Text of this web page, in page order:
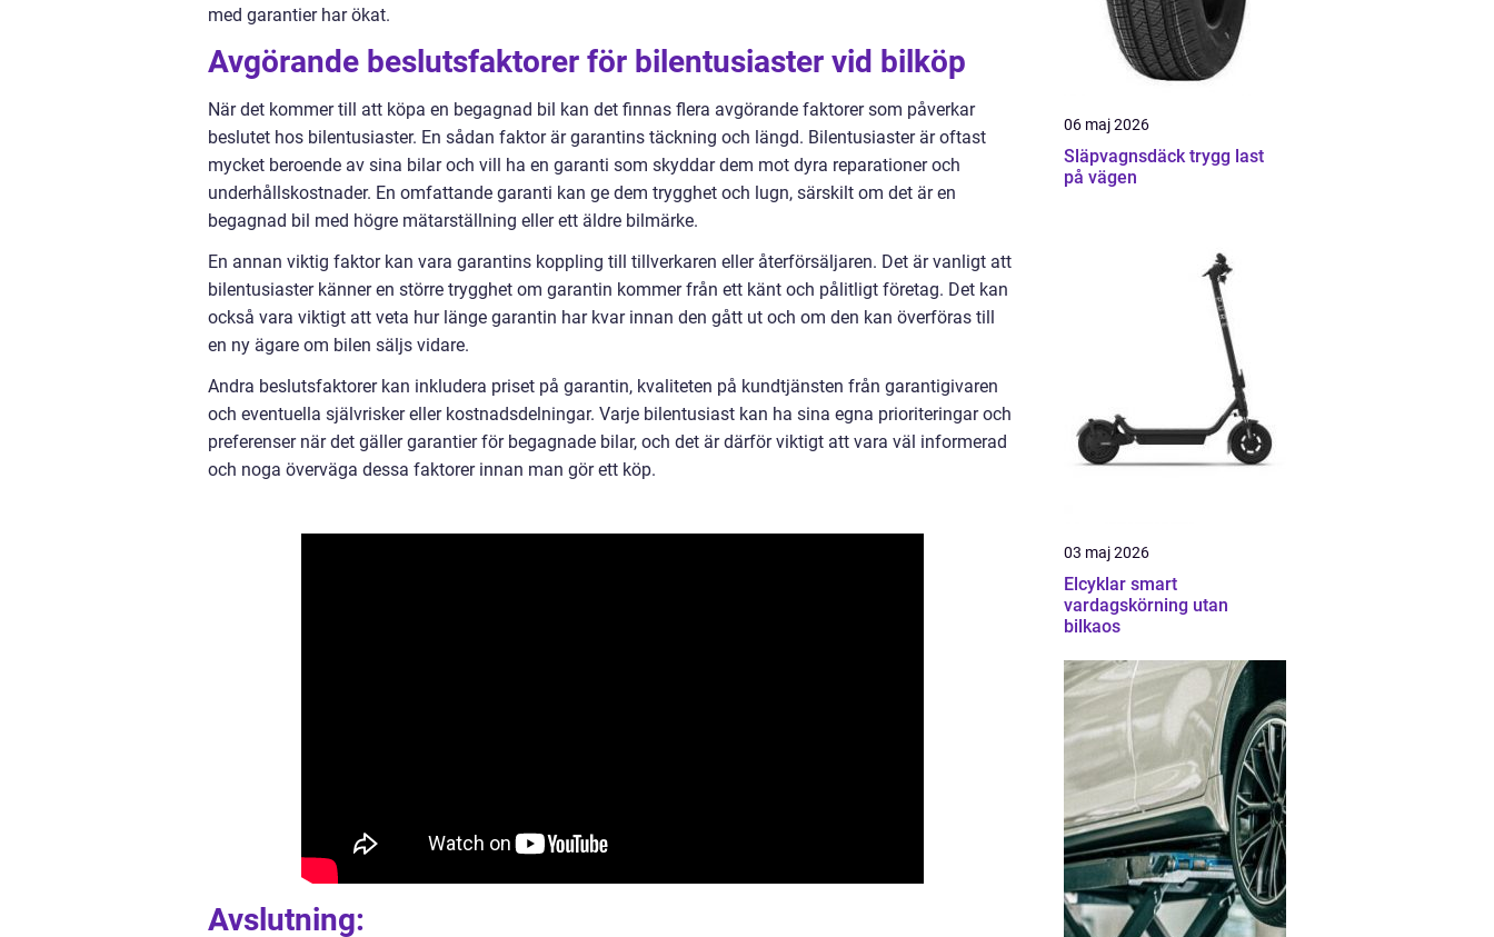
med garantier har ökat.
Avgörande beslutsfaktorer för bilentusiaster vid bilköp
När det kommer till att köpa en begagnad bil kan det finnas flera avgörande faktorer som påverkar
beslutet hos bilentusiaster. En sådan faktor är garantins täckning och längd. Bilentusiaster är oftast
mycket beroende av sina bilar och vill ha en garanti som skyddar dem mot dyra reparationer och
underhållskostnader. En omfattande garanti kan ge dem trygghet och lugn, särskilt om det är en
begagnad bil med högre mätarställning eller ett äldre bilmärke.
En annan viktig faktor kan vara garantins koppling till tillverkaren eller återförsäljaren. Det är vanligt att
bilentusiaster känner en större trygghet om garantin kommer från ett känt och pålitligt företag. Det kan
också vara viktigt att veta hur länge garantin har kvar innan den gått ut och om den kan överföras till
en ny ägare om bilen säljs vidare.
Andra beslutsfaktorer kan inkludera priset på garantin, kvaliteten på kundtjänsten från garantigivaren
och eventuella självrisker eller kostnadsdelningar. Varje bilentusiast kan ha sina egna prioriteringar och
preferenser när det gäller garantier för begagnade bilar, och det är därför viktigt att vara väl informerad
och noga överväga dessa faktorer innan man gör ett köp.
Avslutning:
06 maj 2026
Släpvagnsdäck trygg last
på vägen
03 maj 2026
Elcyklar smart
vardagskörning utan
bilkaos